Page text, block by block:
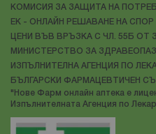
КОМИСИЯ ЗА ЗАЩИТА НА
ЕК - ОНЛАЙН РЕШАВАНЕ НА СПОР
ЦЕНИ ВЪВ ВРЪЗКА С ЧЛ. 55Б ОТ
МИНИСТЕРСТВО ЗА
ИЗПЪЛНИТЕЛНА АГЕНЦИЯ ПО
БЪЛГАРСКИ ФАРМАЦЕВТИЧЕН
"Нове Фарм онлайн аптека е
Изпълнителната Агенция по